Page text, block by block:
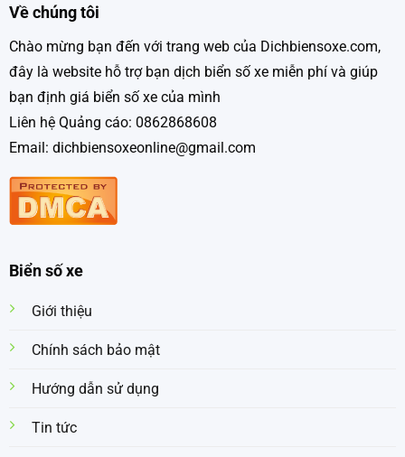
Về chúng tôi
Chào mừng bạn đến với trang web của Dichbiensoxe.com,
đây là website hỗ trợ bạn dịch biển số xe miễn phí và giúp
bạn định giá biển số xe của mình
Liên hệ Quảng cáo: 0862868608
Email: dichbiensoxeonline@gmail.com
Biển số xe
Giới thiệu
Chính sách bảo mật
Hướng dẫn sử dụng
Tin tức